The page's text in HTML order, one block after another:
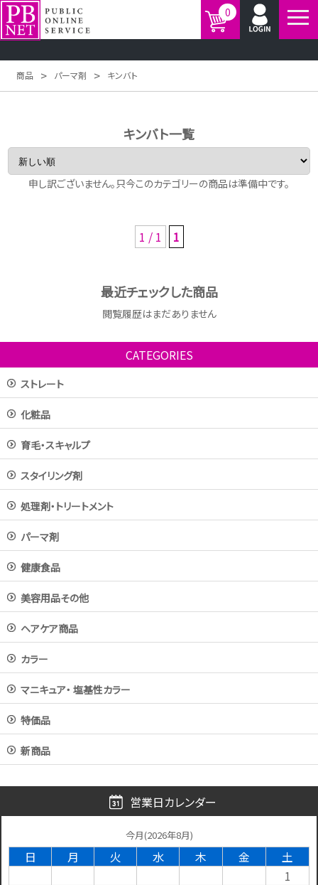
0
商品 > パーマ剤 > キンバト
キンバト一覧
申し訳ございません。只今このカテゴリーの商品は準備中です。
1 / 1 1
最近チェックした商品
閲覧履歴はまだありません
CATEGORIES
ストレート
化粧品
育毛・スキャルプ
スタイリング剤
処理剤・トリートメント
パーマ剤
健康食品
美容用品その他
ヘアケア商品
カラー
マニキュア・ 塩基性カラー
特価品
新商品
営業日カレンダー
今月(2026年8月)
日 月 火 水 木 金
土
1